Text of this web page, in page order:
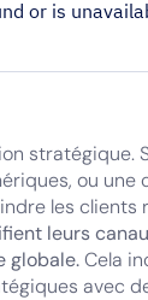
stratégique.
ou une
les clients
leurs
globale.Cela
avec